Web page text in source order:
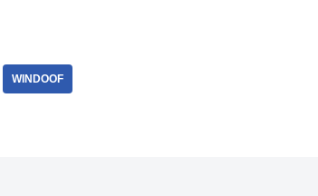
WINDOOF